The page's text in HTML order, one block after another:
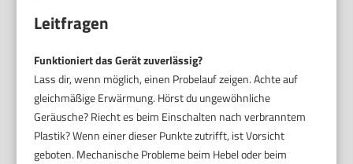
Leitfragen
Funktioniert das Gerät zuverlässig?
Lass dir, wenn möglich, einen Probelauf zeigen. Achte auf
gleichmäßige Erwärmung. Hörst du ungewöhnliche
Geräusche? Riecht es beim Einschalten nach verbranntem
Plastik? Wenn einer dieser Punkte zutrifft, ist Vorsicht
geboten. Mechanische Probleme beim Hebel oder beim